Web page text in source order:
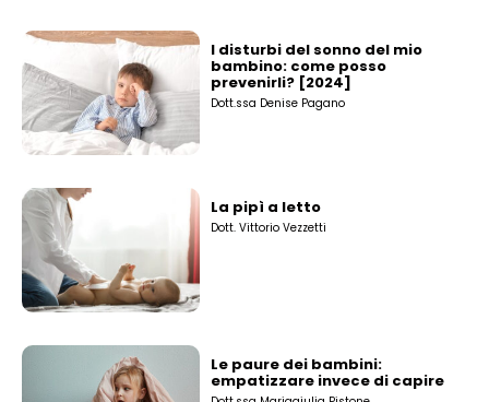
I disturbi del sonno del mio
bambino: come posso
prevenirli? [2024]
Dott.ssa Denise Pagano
La pipì a letto
Dott. Vittorio Vezzetti
Le paure dei bambini:
empatizzare invece di capire